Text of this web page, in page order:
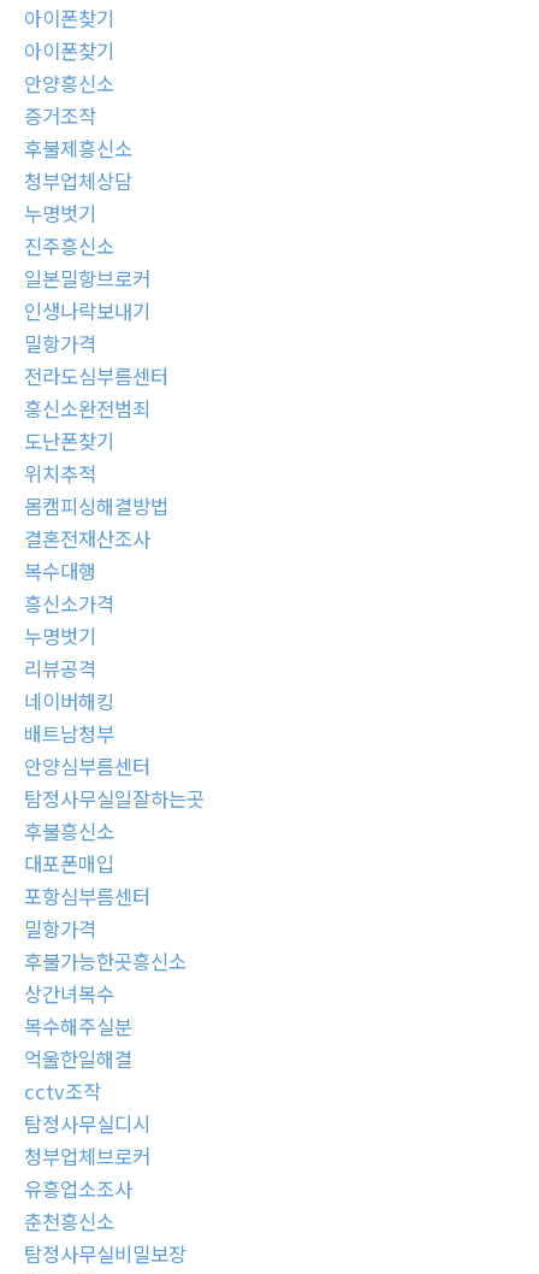
아이폰찾기
아이폰찾기
안양흥신소
증거조작
후불제흥신소
청부업체상담
누명벗기
진주흥신소
일본밀항브로커
인생나락보내기
밀항가격
전라도심부름센터
흥신소완전범죄
도난폰찾기
위치추적
몸캠피싱해결방법
결혼전재산조사
복수대행
흥신소가격
누명벗기
리뷰공격
네이버해킹
배트남청부
안양심부름센터
탐정사무실일잘하는곳
후불흥신소
대포폰매입
포항심부름센터
밀항가격
후불가능한곳흥신소
상간녀복수
복수해주실분
억울한일해결
cctv조작
탐정사무실디시
청부업체브로커
유흥업소조사
춘천흥신소
탐정사무실비밀보장